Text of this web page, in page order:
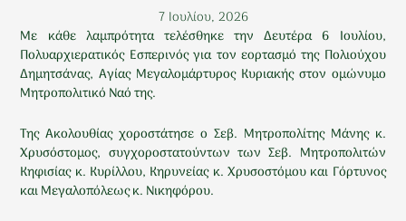
7 Ιουλίου, 2026
Με κάθε λαμπρότητα τελέσθηκε την Δευτέρα 6 Ιουλίου,
Πολυαρχιερατικός Εσπερινός για τον εορτασμό της Πολιούχου
Δημητσάνας, Αγίας Μεγαλομάρτυρος Κυριακής στον ομώνυμο
Μητροπολιτικό Ναό της.
Της Ακολουθίας χοροστάτησε ο Σεβ. Μητροπολίτης Μάνης κ.
Χρυσόστομος, συγχοροστατούντων των Σεβ. Μητροπολιτών
Κηφισίας κ. Κυρίλλου, Κηρυνείας κ. Χρυσοστόμου και Γόρτυνος
και Μεγαλοπόλεως κ. Νικηφόρου.